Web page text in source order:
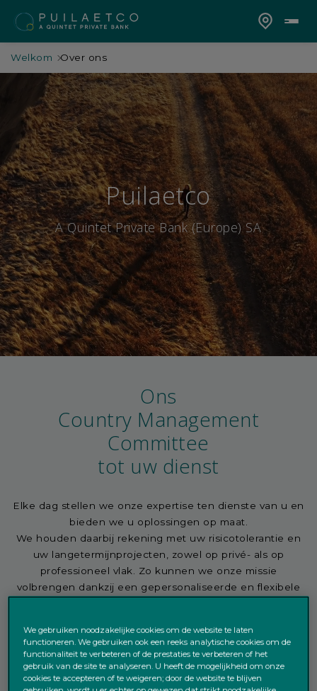
Welkom Over ons
Puilaetco
A Quintet Private Bank (Europe) SA
Ons
Country Management
Committee
tot uw dienst
Elke dag stellen we onze expertise ten dienste van u en
bieden we u oplossingen op maat.
We houden daarbij rekening met uw risicotolerantie en
uw langetermijnprojecten, zowel op privé- als op
professioneel vlak. Zo kunnen we onze missie
volbrengen dankzij een gepersonaliseerde en flexibele
MEER INFO
We gebruiken noodzakelijke cookies om de website te laten
functioneren. We gebruiken ook een reeks analytische cookies om de
functionaliteit te verbeteren of de prestaties te verbeteren of het
gebruik van de site te analyseren. U heeft de mogelijkheid om onze
cookies te accepteren of te weigeren; door de website te blijven